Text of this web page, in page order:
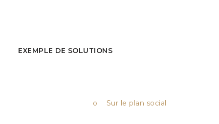
EXEMPLE DE SOLUTIONS
o Sur le plan social